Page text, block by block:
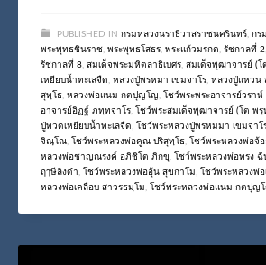
PUBLISHED IN กรมหลวงนราธิวาสราชนครินทร์, กร
พระพุทธชินราช, พระพุทธโสธร, พระแก้วมรกต , รัชกาลที่ 2
รัชกาลที่ 8, สมเด็จพระมหิตลาธิเบศร, สมเด็จพุฒาจารย์ (โ
เหยียบน้ำทะเลจืด , หลวงปู่พรหมา เขมจาโร, หลวงปู่แหวน
สุทฺโธ, หลวงพ่อแนม กตปุญโญ , โชว์พระพระอาจารย์วรา
อาจารย์อิฏฐ์ ภทฺทจาโร, โชว์พระสมเด็จพุฒาจารย์ (โต พรฺ
ปู่ทวดเหยียบน้ำทะเลจืด , โชว์พระหลวงปู่พรหมมา เขมจาโ
จิณฺโณ, โชว์พระหลวงพ่อคูณ ปริสุทฺโธ, โชว์พระหลวงพ่อ
หลวงพ่อชาญณรงค์ อภิชิโต ภิกขุ , โชว์พระหลวงพ่อทรง ฉั
ฤๅษีลิงดำ , โชว์พระหลวงพ่ออุ้น สุขกาโม , โชว์พระหลวงพ่
หลวงพ่อเคลือบ สาวรธมฺโม , โชว์พระหลวงพ่อแนม กตปุญ